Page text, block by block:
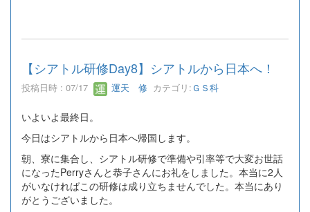
【シアトル研修Day8】シアトルから日本へ！
投稿日時 : 07/17 運天 修 カテゴリ: ＧＳ科
いよいよ最終日。
今日はシアトルから日本へ帰国します。
朝、寮に集合し、シアトル研修で準備や引率等で大変お世話
になったPerryさんと恭子さんにお礼をしました。本当に2人
がいなければこの研修は成り立ちませんでした。本当にあり
がとうございました。